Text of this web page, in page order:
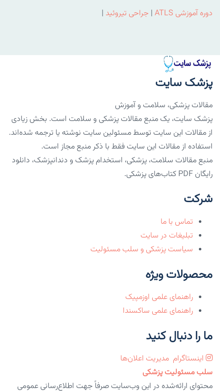
دوره آموزشی ATLS | جراحی تیروئید |
پزشک سایت
مقالات پزشکی، سلامت و آموزش
پزشک سایت، یک منبع مقالات پزشکی و سلامت است. بخش زیادی
از مقالات این سایت توسط مسئولین سایت نوشته یا ترجمه شده‌اند.
استفاده از مقالات این سایت فقط با ذکر منبع مجاز است.
منبع مقالات سلامت، پزشکی، استخدام پزشک و دندانپزشک، دانلود
رایگان PDF کتاب‌های پزشکی.
شرکت
تماس با ما
تبلیغات در سایت
سیاست پزشکی و سلب مسئولیت
محصولات ویژه
راهنمای علمی اوزمپیک
راهنمای علمی ساکسندا
ما را دنبال کنید
اینستاگرام مدیریت اعلان‌ها
سلب مسئولیت پزشکی
محتوای ارائه‌شده در این وب‌سایت صرفاً جهت اطلاع‌رسانی عمومی